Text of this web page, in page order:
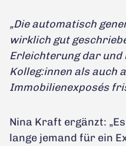
„Die automatisch
wirklich gut
Erleichterung dar und
Kolleg:innen als auch
Immobilienexposés
Nina Kraft ergänzt:
lange jemand für ein